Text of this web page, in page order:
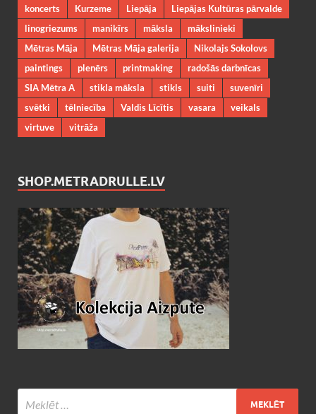
koncerts
Kurzeme Liepāja
Liepājas Kultūras pārvalde
linogriezums
manikīrs māksla
mākslinieki
Mētras Māja
Mētras Māja galerija
Nikolajs Sokolovs
paintings
plenērs printmaking
radošās darbnīcas
SIA Mētra A
stikla māksla stikls suiti
suvenīri
svētki
tēlniecība Valdis Līcītis vasara
veikals
virtuve
vitrāža
SHOP.METRADRULLE.LV